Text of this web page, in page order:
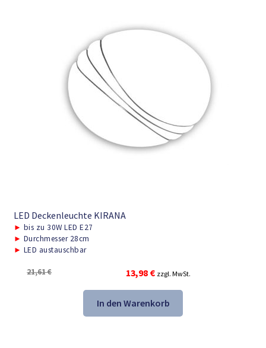
LED Deckenleuchte KIRANA
► bis zu 30W LED E27
► Durchmesser 28cm
► LED austauschbar
21,61€
Ursprünglicher
Preis
war:
21,61 €
13,98 €Aktueller
Preis
ist:
13,98 €.
zzgl. MwSt.
In den Warenkorb